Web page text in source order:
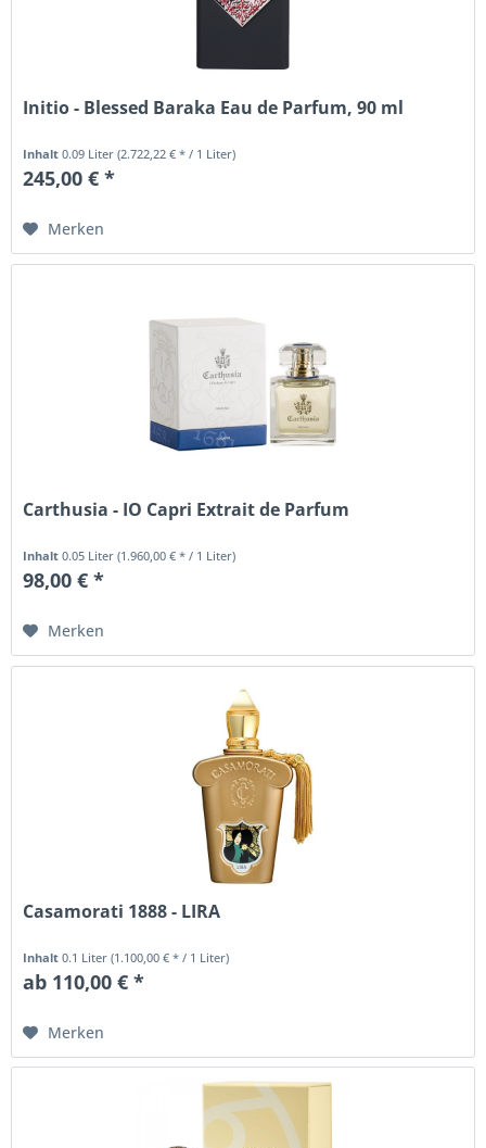
Initio - Blessed Baraka Eau de Parfum, 90 ml
Inhalt0.09 Liter(2.722,22 € * / 1 Liter)
245,00 € *
Merken
Carthusia - IO Capri Extrait de Parfum
Inhalt0.05 Liter(1.960,00 € * / 1 Liter)
98,00 € *
Merken
Casamorati 1888 - LIRA
Inhalt0.1 Liter(1.100,00 € * / 1 Liter)
ab 110,00 € *
Merken